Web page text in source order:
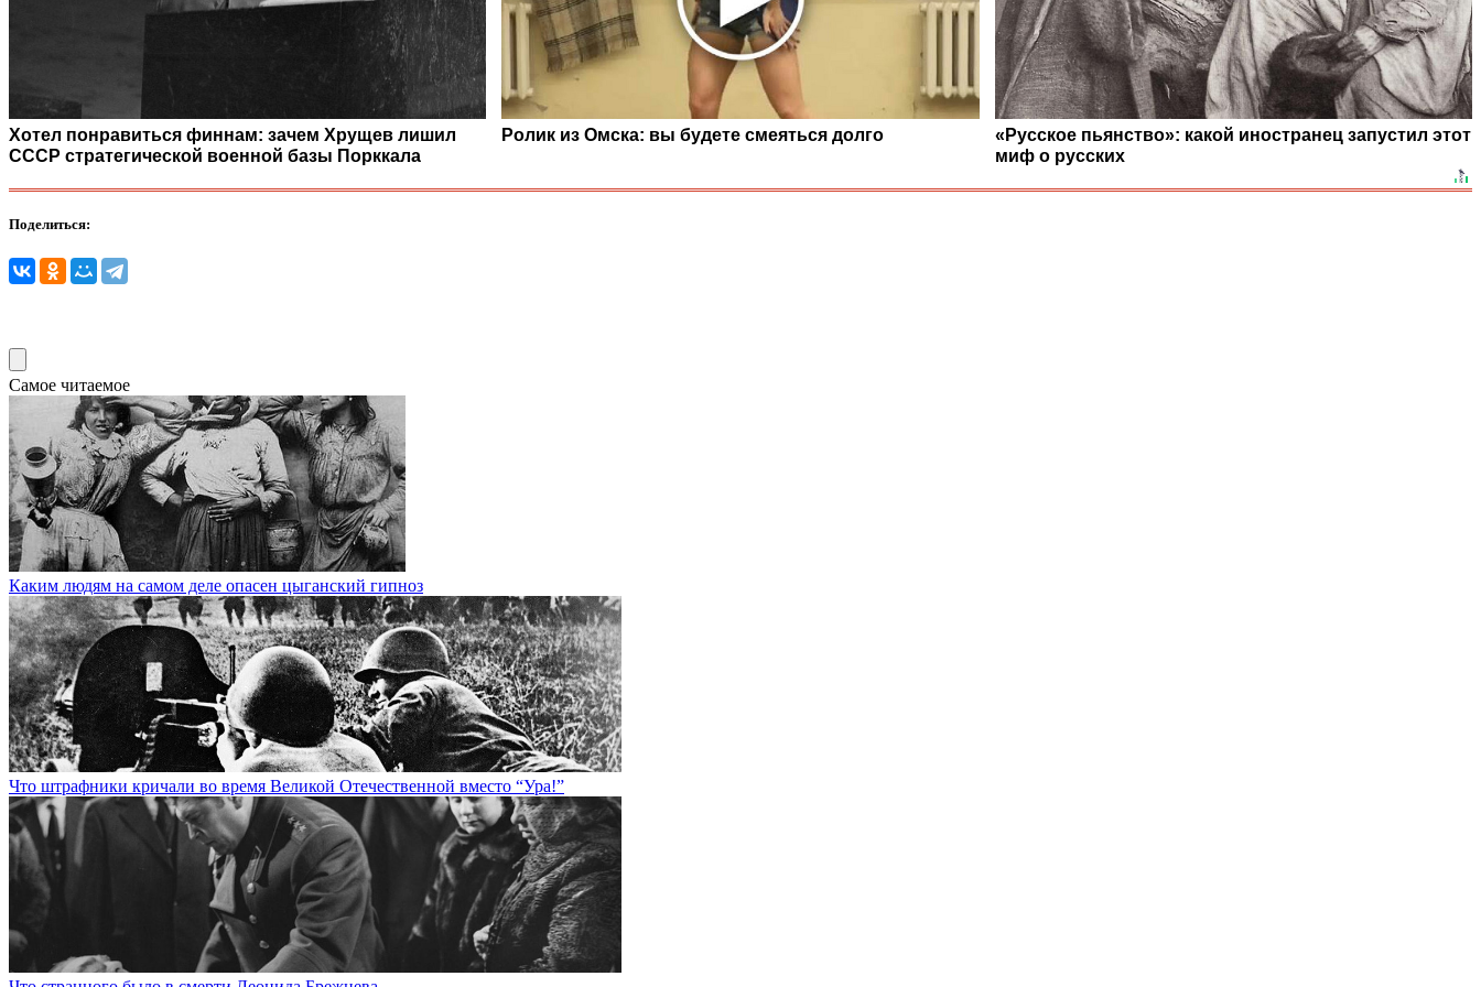
Хотел понравиться финнам: зачем Хрущев лишил
СССР стратегической военной базы Порккала
Ролик из Омска: вы будете смеяться долго
«Русское пьянство»: какой иностранец запустил этот
миф о русских
Поделиться:
Самое читаемое
Каким людям на самом деле опасен цыганский гипноз
Что штрафники кричали во время Великой Отечественной вместо “Ура!”